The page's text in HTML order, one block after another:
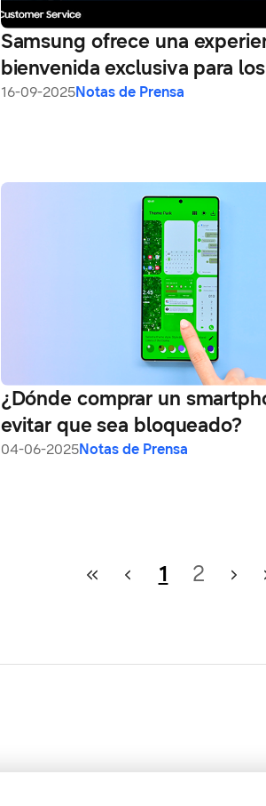
Samsung ofrece una
bienvenida exclusiva para
del Galaxy Z Fold7
16-09-2025Notas de Prensa
¿Dónde comprar un
evitar que sea bloqueado?
04-06-2025Notas de Prensa
1 2